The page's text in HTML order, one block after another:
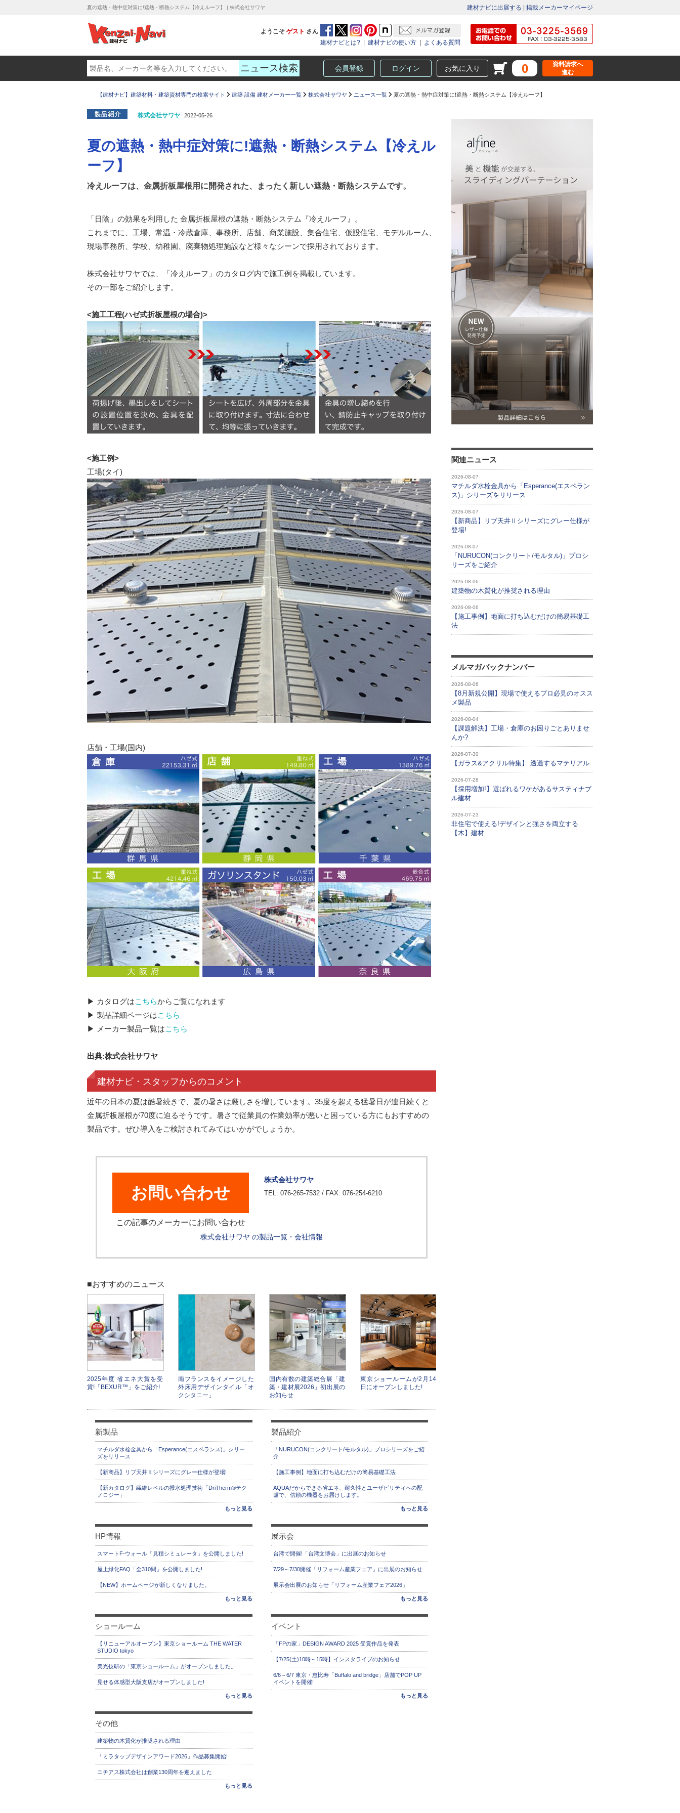
夏の遮熱・熱中症対策に!遮熱・断熱システム【冷えルーフ】 | 株式会社サワヤ 建材ナビに出展する 掲載メーカーマイページ
ようこそ ゲスト さん
建材ナビとは?
建材ナビの使い方 よくある質問
会員登録 ログイン お気に入り 0
資料請求へ
進む
【建材ナビ】建築材料・建築資材専門の検索サイト 建築 設備 建材メーカー一覧 株式会社サワヤ ニュース一覧 夏の遮熱・熱中症対策に!遮熱・断熱システム【冷えルーフ】
株式会社サワヤ 2022-05-26
夏の遮熱・熱中症対策に!遮熱・断熱システム【冷えル
ーフ】
冷えルーフは、金属折板屋根用に開発された、まったく新しい遮熱・断熱システムです。
「日陰」の効果を利用した 金属折板屋根の遮熱・断熱システム『冷えルーフ』。
これまでに、工場、常温・冷蔵倉庫、事務所、店舗、商業施設、集合住宅、仮設住宅、モデルルーム、
現場事務所、学校、幼稚園、廃棄物処理施設など様々なシーンで採用されております。
株式会社サワヤでは、「冷えルーフ」のカタログ内で施工例を掲載しています。
その一部をご紹介します。
<施工工程(ハゼ式折板屋根の場合)>
<施工例>
工場(タイ)
店舗・工場(国内)
▶ カタログはこちらからご覧になれます
▶ 製品詳細ページはこちら
▶ メーカー製品一覧はこちら
出典:株式会社サワヤ
建材ナビ・スタッフからのコメント
近年の日本の夏は酷暑続きで、夏の暑さは厳しさを増しています。35度を超える猛暑日が連日続くと
金属折板屋根が70度に迫るそうです。暑さで従業員の作業効率が悪いと困っている方にもおすすめの
製品です。ぜひ導入をご検討されてみてはいかがでしょうか。
お問い合わせ
この記事のメーカーにお問い合わせ
株式会社サワヤ
TEL: 076-265-7532 / FAX: 076-254-6210
株式会社サワヤ の製品一覧・会社情報
■おすすめのニュース
2025年度 省エネ大賞を受
賞!「BEXUR™」をご紹介!
南フランスをイメージした
外床用デザインタイル「オ
クシタニー」
国内有数の建築総合展「建
築・建材展2026」初出展の
お知らせ
東京ショールームが2月14
日にオープンしました!
新製品
マチルダ水栓金具から「Esperance(エスペランス)」シリー
ズをリリース
【新商品】リブ天井Ⅱシリーズにグレー仕様が登場!
【新カタログ】繊維レベルの撥水処理技術「DriTherm®テク
ノロジー」
もっと見る
製品紹介
「NURUCON(コンクリート/モルタル)」プロシリーズをご紹
介
【施工事例】地面に打ち込むだけの簡易基礎工法
AQUAだからできる省エネ、耐久性とユーザビリティへの配
慮で、信頼の機器をお届けします。
もっと見る
HP情報
スマートF-ウォール「見積シミュレータ」を公開しました!
屋上緑化FAQ「全310問」を公開しました!
【NEW】ホームページが新しくなりました。
もっと見る
展示会
台湾で開催!「台湾文博会」に出展のお知らせ
7/29～7/30開催「リフォーム産業フェア」に出展のお知らせ
展示会出展のお知らせ「リフォーム産業フェア2026」
もっと見る
ショールーム
【リニューアルオープン】東京ショールーム THE WATER
STUDIO tokyo
美光技研の「東京ショールーム」がオープンしました。
見せる体感型大阪支店がオープンしました!
もっと見る
イベント
「FPの家」DESIGN AWARD 2025 受賞作品を発表
【7/25(土)10時～15時】インスタライブのお知らせ
6/6～6/7 東京・恵比寿「Buffalo and bridge」店舗でPOP UP
イベントを開催!
もっと見る
その他
建築物の木質化が推奨される理由
「ミラタップデザインアワード2026」作品募集開始!
ニチアス株式会社は創業130周年を迎えました
もっと見る
関連ニュース
2026-08-07
マチルダ水栓金具から「Esperance(エスペラン
ス)」シリーズをリリース
2026-08-07
【新商品】リブ天井Ⅱシリーズにグレー仕様が
登場!
2026-08-07
「NURUCON(コンクリート/モルタル)」プロシ
リーズをご紹介
2026-08-06
建築物の木質化が推奨される理由
2026-08-06
【施工事例】地面に打ち込むだけの簡易基礎工
法
メルマガバックナンバー
2026-08-06
【8月新規公開】現場で使えるプロ必見のオスス
メ製品
2026-08-04
【課題解決】工場・倉庫のお困りごとありませ
んか?
2026-07-30
【ガラス&アクリル特集】 透過するマテリアル
2026-07-28
【採用増加!】選ばれるワケがあるサスティナブ
ル建材
2026-07-23
非住宅で使える!デザインと強さを両立する
【木】建材